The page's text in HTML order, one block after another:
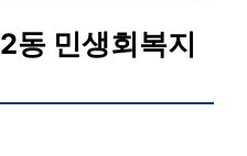
동 민생회복지